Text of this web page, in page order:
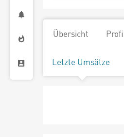
Übersicht
Letzte Umsätze